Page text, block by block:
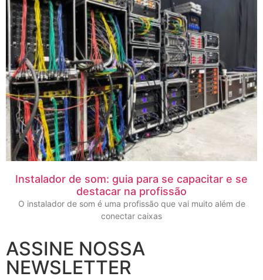
Instalador de som: guia para se capacitar e se
destacar na profissão
O instalador de som é uma profissão que vai muito além de
conectar caixas
ASSINE NOSSA
NEWSLETTER